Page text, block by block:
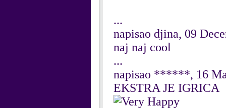
...
napisao djina, 09
naj naj cool
...
napisao ******, 16
EKSTRA JE IGRICA